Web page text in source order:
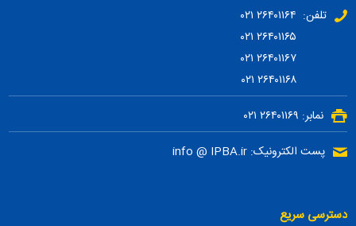
تلفن: ۲۶۴۰۱۱۶۴ ۰۲۱
۲۶۴۰۱۱۶۷ ۰۲۱
۲۶۴۰۱۱۶۸ ۰۲۱
نمابر: ۲۶۴۰۱۱۶۹ ۰۲۱
پست الکترونیک: info @ IPBA.ir
دسترسی سریع